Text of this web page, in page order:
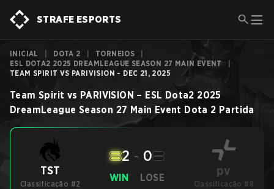
STRAFE ESPORTS
INICIAL DOTA 2 TORNEIOS
ESL DOTA2 2025 DREAMLEAGUE SEASON 27 MAIN EVENT
TEAM SPIRIT VS PARIVISION - DEC 21, 2025
Team Spirit vs PARIVISION – ESL Dota2 2025
DreamLeague Season 27 Main Event Dota 2 Partida
TST
Classificação #2
WIN
2 - 0
LOSE pv
Classificação #8